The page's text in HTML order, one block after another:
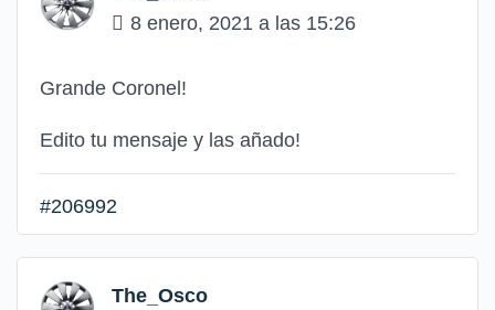
8 enero, 2021 a las 15:26
Grande Coronel!
Edito tu mensaje y las añado!
#206992
The_Osco